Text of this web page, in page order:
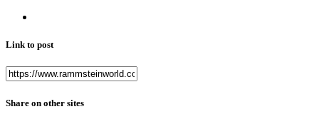
Link to post
Share on other sites